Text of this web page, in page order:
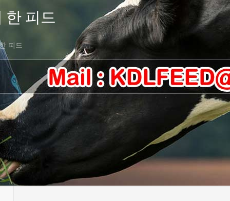
한 피드
피드